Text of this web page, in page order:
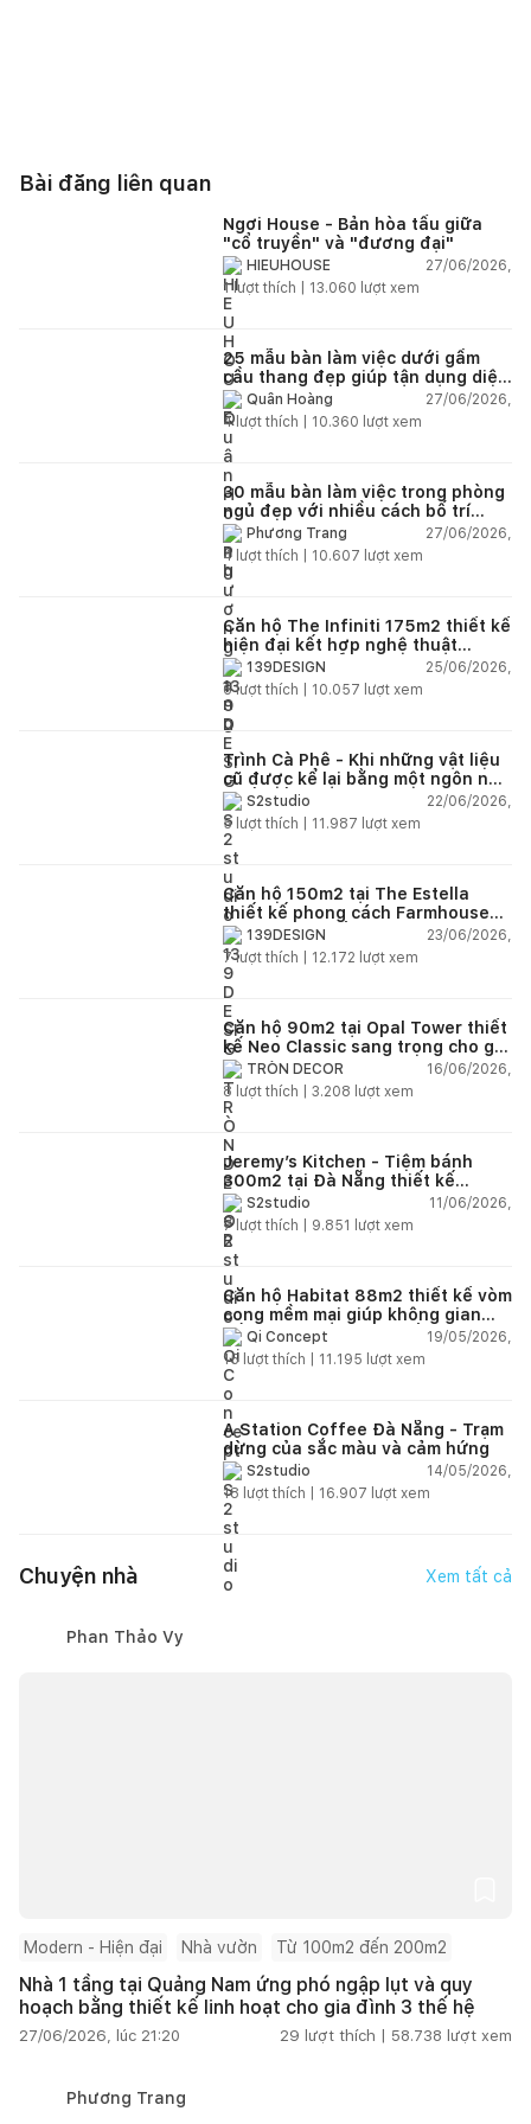
Bài đăng liên quan
Ngơi House - Bản hòa tấu giữa
"cổ truyền" và "đương đại"
HIEUHOUSE
27/06/2026,
1lượt thích | 13.060 lượt xem
25 mẫu bàn làm việc dưới gầm
cầu thang đẹp giúp tận dụng diện
tích tưởng chừng bị bỏ quên
Quân Hoàng
27/06/2026,
4lượt thích | 10.360 lượt xem
30 mẫu bàn làm việc trong phòng
ngủ đẹp với nhiều cách bố trí
thông minh cho mọi diện tích
Phương Trang
27/06/2026,
4 lượt thích | 10.607 lượt xem
Căn hộ The Infiniti 175m2 thiết kế
hiện đại kết hợp nghệ thuật
Modern Art đầy cảm xúc
139DESIGN
25/06/2026,
6lượt thích | 10.057 lượt xem
Trình Cà Phê - Khi những vật liệu
cũ được kể lại bằng một ngôn ngữ
thiết kế mới
S2studio
22/06/2026,
5 lượt thích | 11.987 lượt xem
Căn hộ 150m2 tại The Estella
thiết kế phong cách Farmhouse
thanh lịch và ấm áp
139DESIGN
23/06/2026,
7lượt thích | 12.172 lượt xem
Căn hộ 90m2 tại Opal Tower thiết
kế Neo Classic sang trọng cho gia
đình trẻ
TRÒN DECOR
16/06/2026,
8 lượt thích | 3.208 lượt xem
Jeremy’s Kitchen - Tiệm bánh
300m2 tại Đà Nẵng thiết kế
phong cách công nghiệp hiện đại
ngập tràn ánh sáng tự nhiên
S2studio
11/06/2026,
7lượt thích | 9.851 lượt xem
Căn hộ Habitat 88m2 thiết kế vòm
cong mềm mại giúp không gian
sống hiện đại trở nên ấm áp hơn
Qi Concept
19/05/2026,
15 lượt thích | 11.195 lượt xem
A Station Coffee Đà Nẵng - Trạm
dừng của sắc màu và cảm hứng
S2studio
14/05/2026,
18 lượt thích | 16.907 lượt xem
Chuyện nhà Xem tất cả
Phan Thảo Vy
Modern - Hiện đại Nhà vườn Từ 100m2 đến 200m2
Nhà 1 tầng tại Quảng Nam ứng phó ngập lụt và quy
hoạch bằng thiết kế linh hoạt cho gia đình 3 thế hệ
27/06/2026, lúc 21:20 29 lượt thích | 58.738 lượt xem
Phương Trang